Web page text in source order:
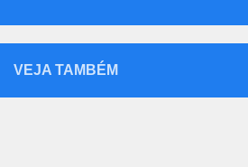
VEJA TAMBÉM